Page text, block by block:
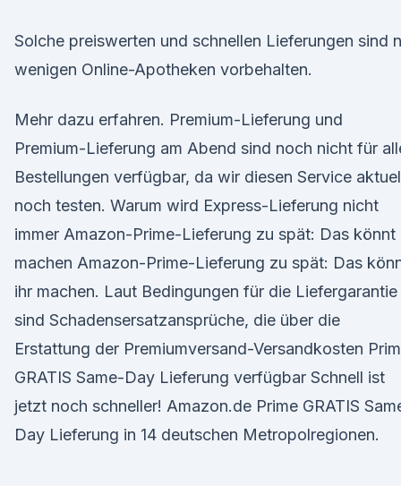
Solche preiswerten und schnellen Lieferungen sind
wenigen Online-Apotheken vorbehalten.
Mehr dazu erfahren. Premium-Lieferung und
Premium-Lieferung am Abend sind noch nicht für
Bestellungen verfügbar, da wir diesen Service
noch testen. Warum wird Express-Lieferung nicht
immer Amazon-Prime-Lieferung zu spät: Das könnt
machen Amazon-Prime-Lieferung zu spät: Das
ihr machen. Laut Bedingungen für die
sind Schadensersatzansprüche, die über die
Erstattung der Premiumversand-Versandkosten
GRATIS Same-Day Lieferung verfügbar Schnell ist
jetzt noch schneller! Amazon.de Prime GRATIS
Day Lieferung in 14 deutschen Metropolregionen.